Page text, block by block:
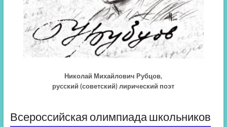
Николай Михайлович Рубцов,
русский (советский) лирический поэт
Всероссийская олимпиада школьников